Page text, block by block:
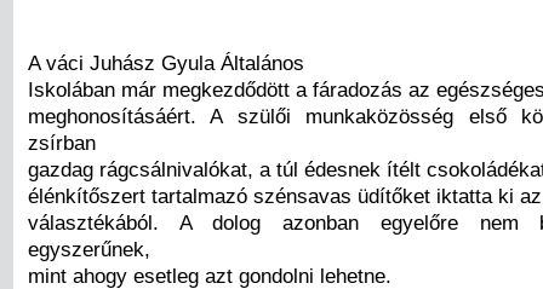
A váci Juhász Gyula Általános
Iskolában már megkezdődött a fáradozás az
meghonosításáért. A szülői munkaközösség első
zsírban
gazdag rágcsálnivalókat, a túl édesnek ítélt
élénkítőszert tartalmazó szénsavas üdítőket iktatta ki
választékából. A dolog azonban egyelőre nem
egyszerűnek,
mint ahogy esetleg azt gondolni lehetne.